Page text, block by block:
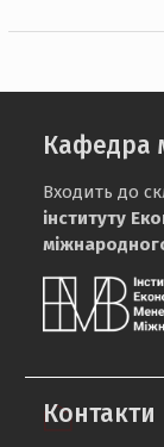
Кафедра
Входить до
інституту
Контакти